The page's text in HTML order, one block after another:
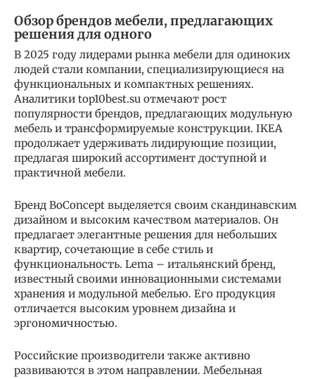
Обзор брендов мебели, предлагающих
решения для одного
В 2025 году лидерами рынка мебели для одиноких
людей стали компании, специализирующиеся на
функциональных и компактных решениях.
Аналитики top10best.su отмечают рост
популярности брендов, предлагающих модульную
мебель и трансформируемые конструкции. IKEA
продолжает удерживать лидирующие позиции,
предлагая широкий ассортимент доступной и
практичной мебели.
Бренд BoConcept выделяется своим скандинавским
дизайном и высоким качеством материалов. Он
предлагает элегантные решения для небольших
квартир, сочетающие в себе стиль и
функциональность. Lema – итальянский бренд,
известный своими инновационными системами
хранения и модульной мебелью. Его продукция
отличается высоким уровнем дизайна и
эргономичностью.
Российские производители также активно
развиваются в этом направлении. Мебельная